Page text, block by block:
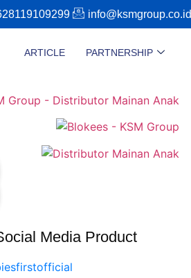
info@ksmgroup.co.id
ARTICLE PARTNERSHIP
10%,
Media Product